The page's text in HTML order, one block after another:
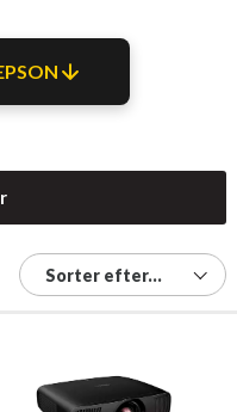
Sorter efter...